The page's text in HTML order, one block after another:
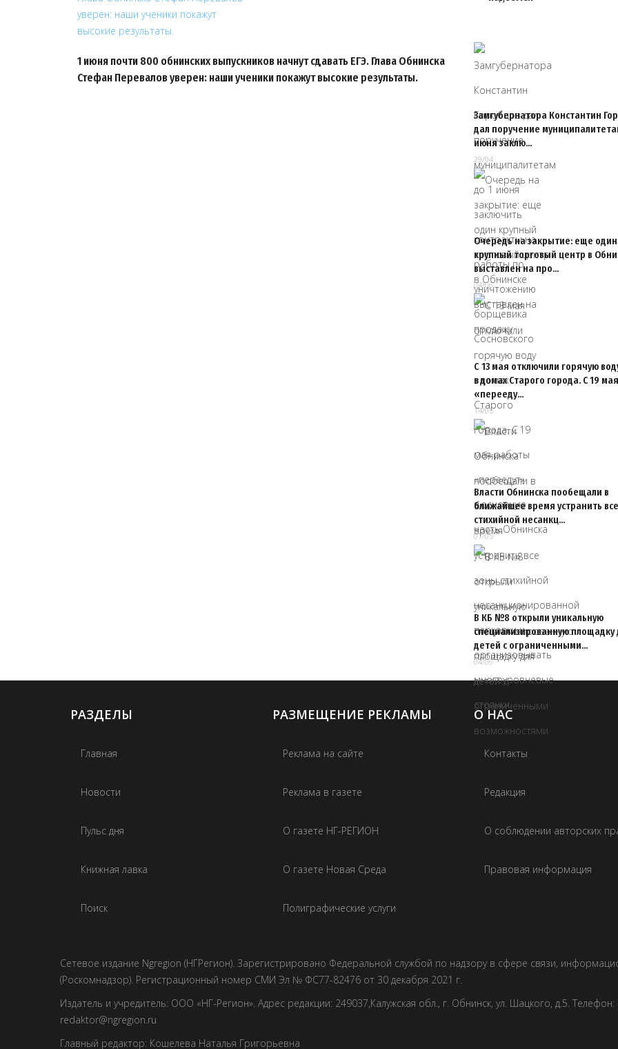
1 июня почти 800 обнинских выпускников начнут сдавать ЕГЭ. Глава Обнинска
Стефан Перевалов уверен: наши ученики покажут высокие результаты.
Замгубернатора Константин
дал поручение
июня заклю…
29/04
Очередь на закрытие: еще один
крупный торговый центр в
выставлен на про…
04/06
С 13 мая отключили горячую
в домах Старого города. С 19
«перееду…
14/05
Власти Обнинска пообещали в
ближайшее время устранить
стихийной несанкц…
07/05
В КБ №8 открыли уникальную
специализированную площадку
детей с ограниченными…
04/06
РАЗДЕЛЫ
Главная
Новости
Пульс дня
Книжная лавка
Поиск
РАЗМЕЩЕНИЕ РЕКЛАМЫ
Реклама на сайте
Реклама в газете
О газете НГ-РЕГИОН
О газете Новая Среда
Полиграфические услуги
О НАС
Контакты
Редакция
О соблюдении авторских
Правовая информация
Сетевое издание Ngregion (НГРегион). Зарегистрировано Федеральной службой по надзору в сфере связи,
(Роскомнадзор). Регистрационный номер СМИ Эл № ФС77-82476 от 30 декабря 2021 г.
Издатель и учредитель: ООО «НГ-Регион». Адрес редакции: 249037,Калужская обл., г. Обнинск, ул. Шацкого, д.5.
redaktor@ngregion.ru
Главный редактор: Кошелева Наталья Григорьевна